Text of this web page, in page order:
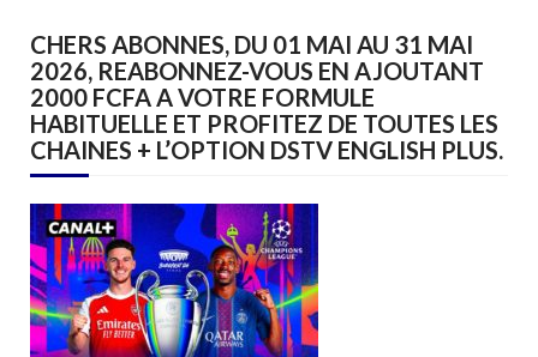
CHERS ABONNES, DU 01 MAI AU 31 MAI
2026, REABONNEZ-VOUS EN AJOUTANT
2000 FCFA A VOTRE FORMULE
HABITUELLE ET PROFITEZ DE TOUTES LES
CHAINES + L’OPTION DSTV ENGLISH PLUS.